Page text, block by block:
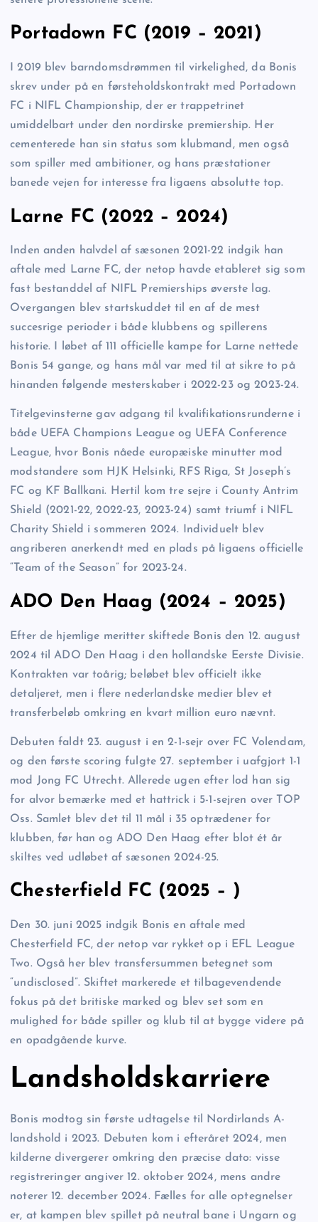
Portadown FC (2019 – 2021)
I 2019 blev barndomsdrømmen til virkelighed, da Bonis
skrev under på en førsteholdskontrakt med Portadown
FC i NIFL Championship, der er trappetrinet
umiddelbart under den nordirske premiership. Her
cementerede han sin status som klubmand, men også
som spiller med ambitioner, og hans præstationer
banede vejen for interesse fra ligaens absolutte top.
Larne FC (2022 – 2024)
Inden anden halvdel af sæsonen 2021-22 indgik han
aftale med Larne FC, der netop havde etableret sig som
fast bestanddel af NIFL Premierships øverste lag.
Overgangen blev startskuddet til en af de mest
succesrige perioder i både klubbens og spillerens
historie. I løbet af 111 officielle kampe for Larne nettede
Bonis 54 gange, og hans mål var med til at sikre to på
hinanden følgende mesterskaber i 2022-23 og 2023-24.
Titelgevinsterne gav adgang til kvalifikationsrunderne i
både UEFA Champions League og UEFA Conference
League, hvor Bonis nåede europæiske minutter mod
modstandere som HJK Helsinki, RFS Riga, St Joseph’s
FC og KF Ballkani. Hertil kom tre sejre i County Antrim
Shield (2021-22, 2022-23, 2023-24) samt triumf i NIFL
Charity Shield i sommeren 2024. Individuelt blev
angriberen anerkendt med en plads på ligaens officielle
“Team of the Season” for 2023-24.
ADO Den Haag (2024 – 2025)
Efter de hjemlige meritter skiftede Bonis den 12. august
2024 til ADO Den Haag i den hollandske Eerste Divisie.
Kontrakten var toårig; beløbet blev officielt ikke
detaljeret, men i flere nederlandske medier blev et
transferbeløb omkring en kvart million euro nævnt.
Debuten faldt 23. august i en 2-1-sejr over FC Volendam,
og den første scoring fulgte 27. september i uafgjort 1-1
mod Jong FC Utrecht. Allerede ugen efter lod han sig
for alvor bemærke med et hattrick i 5-1-sejren over TOP
Oss. Samlet blev det til 11 mål i 35 optrædener for
klubben, før han og ADO Den Haag efter blot ét år
skiltes ved udløbet af sæsonen 2024-25.
Chesterfield FC (2025 – )
Den 30. juni 2025 indgik Bonis en aftale med
Chesterfield FC, der netop var rykket op i EFL League
Two. Også her blev transfersummen betegnet som
“undisclosed”. Skiftet markerede et tilbagevendende
fokus på det britiske marked og blev set som en
mulighed for både spiller og klub til at bygge videre på
en opadgående kurve.
Landsholdskarriere
Bonis modtog sin første udtagelse til Nordirlands A-
landshold i 2023. Debuten kom i efteråret 2024, men
kilderne divergerer omkring den præcise dato: visse
registreringer angiver 12. oktober 2024, mens andre
noterer 12. december 2024. Fælles for alle optegnelser
er, at kampen blev spillet på neutral bane i Ungarn og